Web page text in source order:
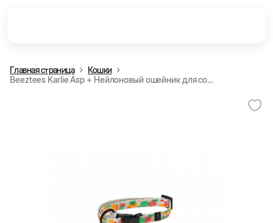
Главная страница
Кошки
Beeztees Karlie Asp + Нейлоновый ошейник для собак и кошек, серый с рисунком (20-35 см)